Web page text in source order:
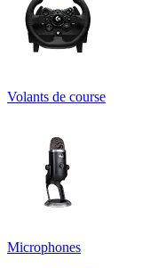
Volants de course
Microphones